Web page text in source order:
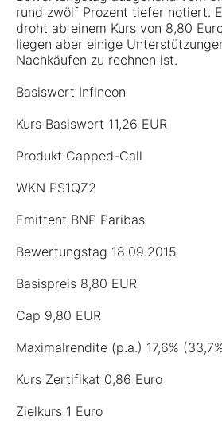
rund zwölf Prozent tiefer notiert.
droht ab einem Kurs von 8,80
liegen aber einige
Nachkäufen zu rechnen ist.
Basiswert Infineon
Kurs Basiswert 11,26 EUR
Produkt Capped-Call
WKN PS1QZ2
Emittent BNP Paribas
Bewertungstag 18.09.2015
Basispreis 8,80 EUR
Cap 9,80 EUR
Maximalrendite (p.a.) 17,6%
Kurs Zertifikat 0,86 Euro
Zielkurs 1 Euro